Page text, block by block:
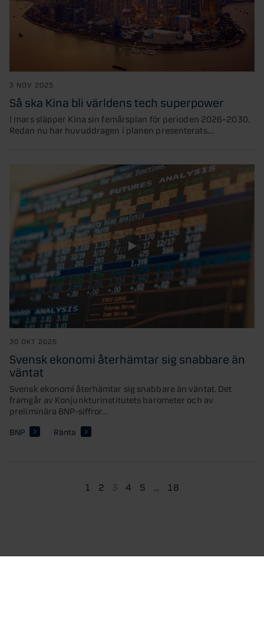
3 NOV 2025
Så ska Kina bli världens tech superpower
I mars släpper Kina sin femårsplan för perioden 2026–2030.
Redan nu har huvuddragen i planen presenterats....
30 OKT 2025
Svensk ekonomi återhämtar sig snabbare än
väntat
Svensk ekonomi återhämtar sig snabbare än väntat. Det
framgår av Konjunkturinstitutets barometer och av
preliminära BNP-siffror...
BNP Ränta
1 2 3 4 5 18